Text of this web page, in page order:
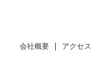
会社概要 アクセス